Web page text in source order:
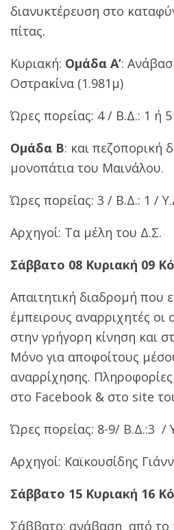
διανυκτέρευση στο
πίτας.
Κυριακή: Ομάδα Α’:
Οστρακίνα (1.981μ)
Ώρες πορείας: 4 / Β.Δ.: 1 ή
Ομάδα Β: και πεζοπορική
μονοπάτια του Μαινάλου.
Ώρες πορείας: 3 / Β.Δ.: 1 /
Αρχηγοί: Τα μέλη του Δ.Σ.
Σάββατο 08 Κυριακή 09
Απαιτητική διαδρομή που
έμπειρους αναρριχητές οι
στην γρήγορη κίνηση και
Μόνο για αποφοίτους
αναρρίχησης.
στο Facebook & στο site
Ώρες πορείας: 8-9/ Β.Δ.:3 /
Αρχηγοί: Καϊκουσίδης
Σάββατο 15 Κυριακή 16
Σάββατο: ανάβαση από το